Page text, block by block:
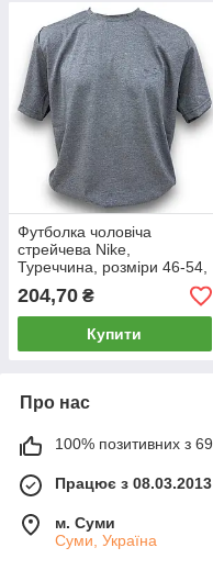
Футболка чоловіча
стрейчева Nike,
Туреччина, розміри 46-54,
темно-сіра (меланж),
011844
204,70 ₴
Купити
Про нас
100% позитивних з
Працює з 08.03.2013
м. Суми
Суми, Україна